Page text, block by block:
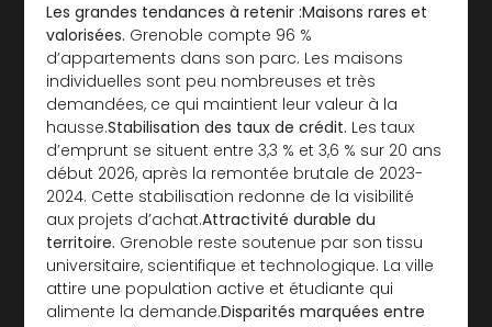
Les grandes tendances à retenir :Maisons rares et
valorisées. Grenoble compte 96 %
d’appartements dans son parc. Les maisons
individuelles sont peu nombreuses et très
demandées, ce qui maintient leur valeur à la
hausse.Stabilisation des taux de crédit. Les taux
d’emprunt se situent entre 3,3 % et 3,6 % sur 20 ans
début 2026, après la remontée brutale de 2023-
2024. Cette stabilisation redonne de la visibilité
aux projets d’achat.Attractivité durable du
territoire. Grenoble reste soutenue par son tissu
universitaire, scientifique et technologique. La ville
attire une population active et étudiante qui
alimente la demande.Disparités marquées entre